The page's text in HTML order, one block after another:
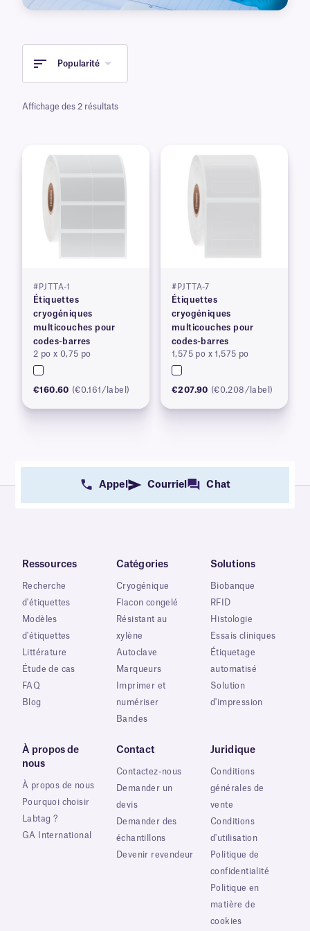
Popularité
Affichage des 2 résultats
#PJTTA-1
Étiquettes
cryogéniques
multicouches pour
codes-barres
2 po x 0,75 po
€160.60 (€0.161/label)
#PJTTA-7
Étiquettes
cryogéniques
multicouches pour
codes-barres
1,575 po x 1,575 po
€207.90 (€0.208/label)
Appel Courriel Chat
Ressources
Recherche
d'étiquettes
Modèles
d'étiquettes
Littérature
Étude de cas
FAQ
Blog
Catégories
Cryogénique
Flacon congelé
Résistant au
xylène
Autoclave
Marqueurs
Imprimer et
numériser
Bandes
Solutions
Biobanque
RFID
Histologie
Essais cliniques
Étiquetage
automatisé
Solution
d'impression
À propos de
nous
À propos de nous
Pourquoi choisir
Labtag ?
GA International
Contact
Contactez-nous
Demander un
devis
Demander des
échantillons
Devenir revendeur
Juridique
Conditions
générales de
vente
Conditions
d'utilisation
Politique de
confidentialité
Politique en
matière de
cookies